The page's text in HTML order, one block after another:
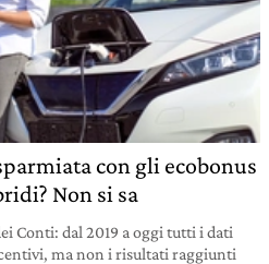
con gli ecobonus
Non si sa
Conti: dal 2019 a oggi tutti i dati
ma non i risultati raggiunti